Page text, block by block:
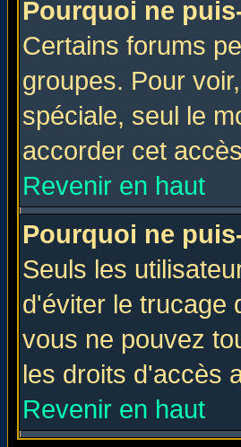
Pourquoi ne
Certains forums
groupes. Pour
spéciale, seul le
accorder cet
Revenir en haut
Pourquoi ne
Seuls les
d'éviter le trucage
vous ne pouvez
les droits d'accès
Revenir en haut